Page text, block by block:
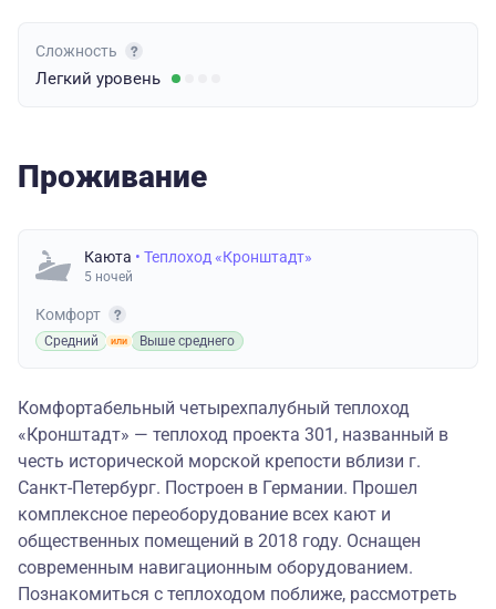
Сложность
Легкий уровень
Проживание
Каюта • Теплоход «Кронштадт»
5 ночей
Комфорт
Средний Выше среднего
Комфортабельный четырехпалубный теплоход
«Кронштадт» — теплоход проекта 301, названный в
честь исторической морской крепости вблизи г.
Санкт-Петербург. Построен в Германии. Прошел
комплексное переоборудование всех кают и
общественных помещений в 2018 году. Оснащен
современным навигационным оборудованием.
Познакомиться с теплоходом поближе, рассмотреть